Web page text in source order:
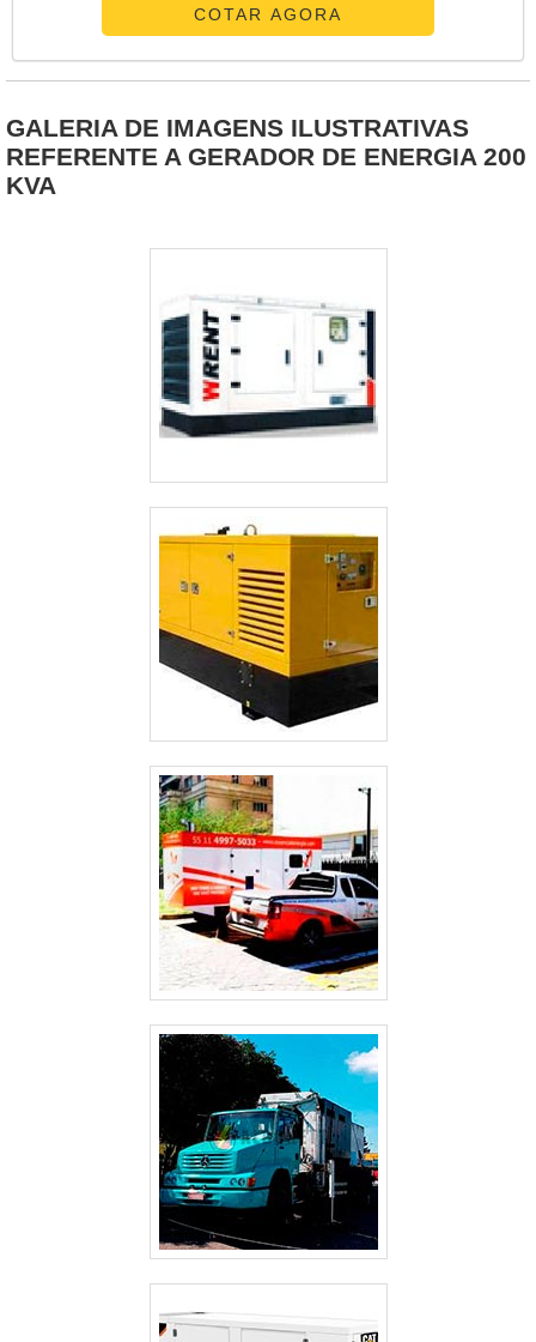
fator de segurança 5:1. A capacidade de carga do
pegador de tambor é de 500 a 800 kg com dimensão do
olhal em suspensão de 80 x 60 e diâmetro do tambor de
560 mm. O pegador de tambor é um e....
COTAR AGORA
GALERIA DE IMAGENS ILUSTRATIVAS
REFERENTE A GERADOR DE ENERGIA 200
KVA